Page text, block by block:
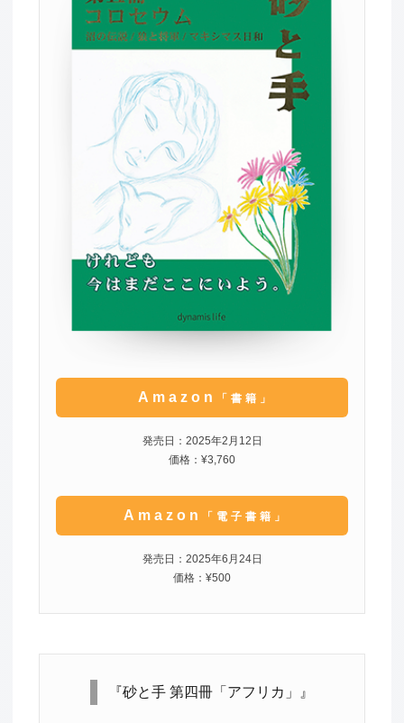
Amazon 「書籍」
発売日：2025年2月12日
価格：¥3,760
Amazon 「電子書籍」
発売日：2025年6月24日
価格：¥500
『砂と手 第四冊「アフリカ」』